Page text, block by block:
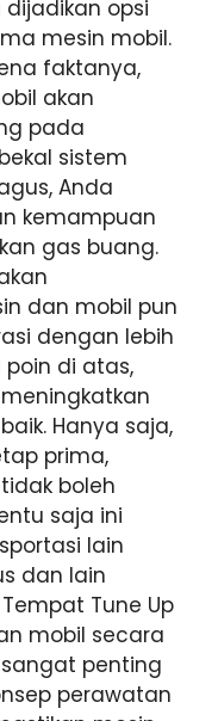
opsi
mesin mobil.
faktanya,
akan
pada
sistem
Anda
kemampuan
gas buang.
dan mobil pun
dengan lebih
di atas,
Hanya saja,
prima,
boleh
saja ini
lain
dan lain
Tune Up
mobil secara
penting
perawatan